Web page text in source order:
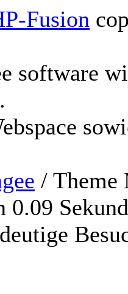
Fusion
software
/
0.09